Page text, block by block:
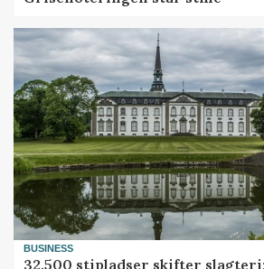
BUSINESS
32.500 stipladser skifter